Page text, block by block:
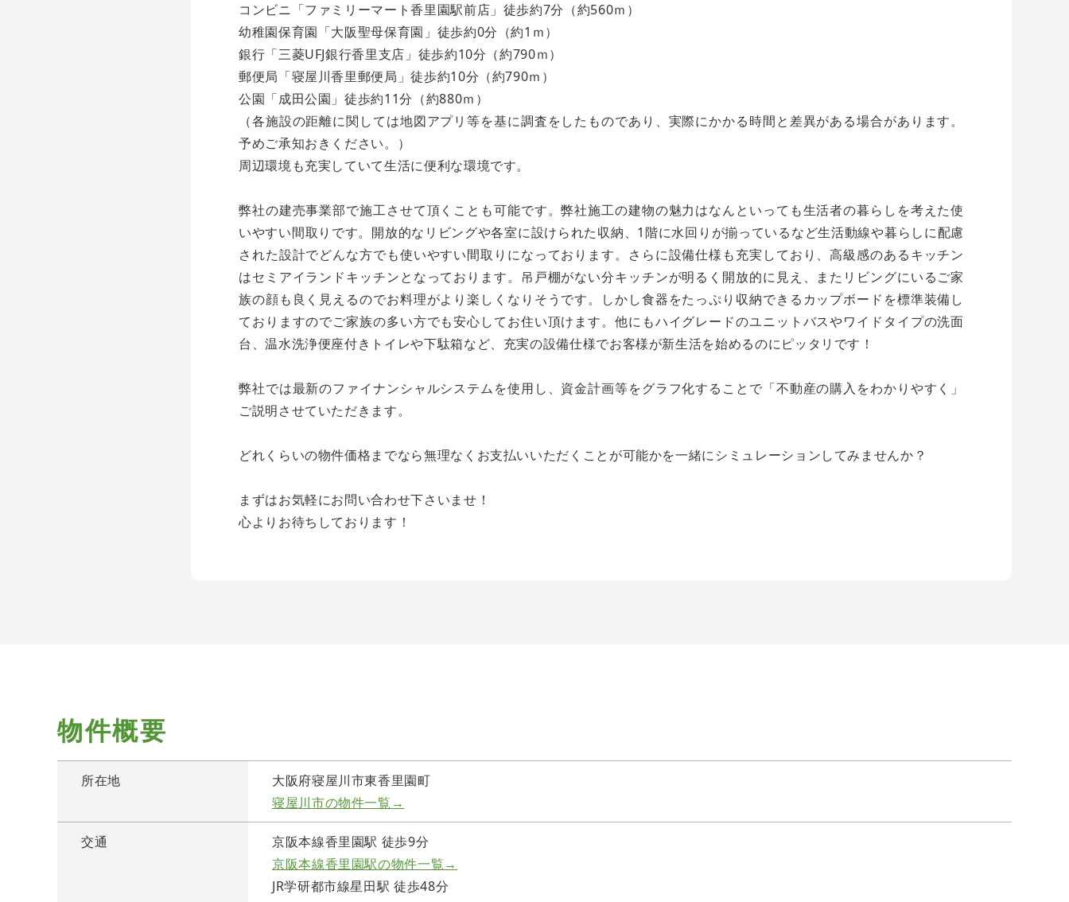
コンビニ「ファミリーマート香里園駅前店」徒歩約7分（約560ｍ）
幼稚園保育園「大阪聖母保育園」徒歩約0分（約1ｍ）
銀行「三菱UFJ銀行香里支店」徒歩約10分（約790ｍ）
郵便局「寝屋川香里郵便局」徒歩約10分（約790ｍ）
公園「成田公園」徒歩約11分（約880ｍ）
（各施設の距離に関しては地図アプリ等を基に調査をしたものであり、実際にかかる時間と差異がある場合があります。
予めご承知おきください。）
周辺環境も充実していて生活に便利な環境です。
弊社の建売事業部で施工させて頂くことも可能です。弊社施工の建物の魅力はなんといっても生活者の暮らしを考えた使
いやすい間取りです。開放的なリビングや各室に設けられた収納、1階に水回りが揃っているなど生活動線や暮らしに配慮
された設計でどんな方でも使いやすい間取りになっております。さらに設備仕様も充実しており、高級感のあるキッチン
はセミアイランドキッチンとなっております。吊戸棚がない分キッチンが明るく開放的に見え、またリビングにいるご家
族の顔も良く見えるのでお料理がより楽しくなりそうです。しかし食器をたっぷり収納できるカップボードを標準装備し
ておりますのでご家族の多い方でも安心してお住い頂けます。他にもハイグレードのユニットバスやワイドタイプの洗面
台、温水洗浄便座付きトイレや下駄箱など、充実の設備仕様でお客様が新生活を始めるのにピッタリです！
弊社では最新のファイナンシャルシステムを使用し、資金計画等をグラフ化することで「不動産の購入をわかりやすく」
ご説明させていただきます。
どれくらいの物件価格までなら無理なくお支払いいただくことが可能かを一緒にシミュレーションしてみませんか？
まずはお気軽にお問い合わせ下さいませ！
心よりお待ちしております！
物件概要
所在地
大阪府寝屋川市東香里園町
寝屋川市の物件一覧→
交通
京阪本線香里園駅 徒歩9分
京阪本線香里園駅の物件一覧→
JR学研都市線星田駅 徒歩48分